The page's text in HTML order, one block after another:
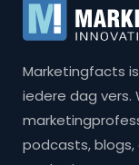
Marketingfacts
iedere dag vers.
podcasts, blogs,